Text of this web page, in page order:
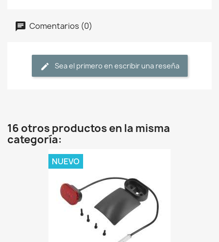
Comentarios (0)
Sea el primero en escribir una reseña
16 otros productos en la misma
categoría:
NUEVO